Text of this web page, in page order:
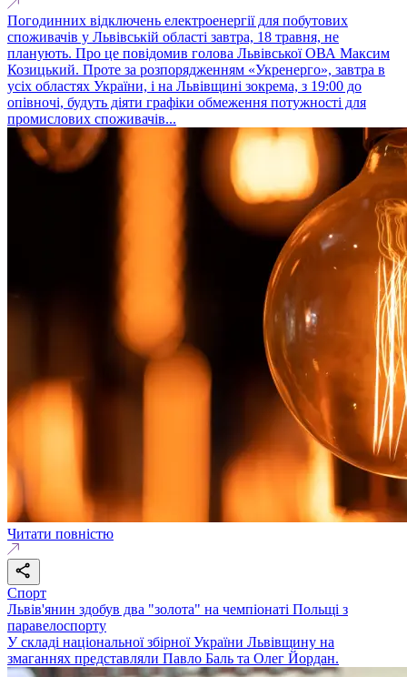
Погодинних відключень електроенергії для побутових
споживачів у Львівській області завтра, 18 травня, не
планують. Про це повідомив голова Львівської ОВА Максим
Козицький. Проте за розпорядженням «Укренерго», завтра в
усіх областях України, і на Львівщині зокрема, з 19:00 до
опівночі, будуть діяти графіки обмеження потужності для
промислових споживачів...
Читати повністю
Спорт
Львів'янин здобув два "золота" на чемпіонаті Польщі з
паравелоспорту
У складі національної збірної України Львівщину на
змаганнях представляли Павло Баль та Олег Йордан.